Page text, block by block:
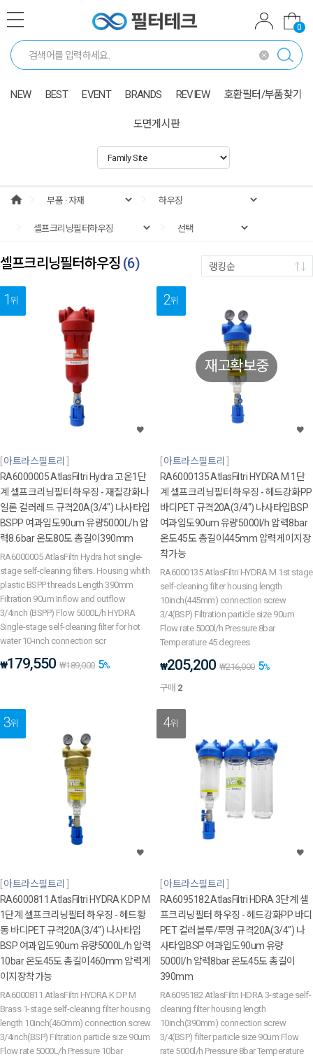
0
NEW BEST EVENT BRANDS REVIEW 호환필터/부품찾기
도면게시판
셀프크리닝필터하우징 (6) 랭킹순
1위
아트라스필트리
RA6000005 AtlasFiltri Hydra 고온1단
계 셀프크리닝필터 하우징 - 재질강화나
일론 컬러레드 규격20A(3/4") 나사타입
BSPP 여과입도90um 유량5000L/h 압
력8.6bar 온도80도 총길이390mm
RA6000005 AtlasFiltri Hydra hot single-
stage self-cleaning filters. Housing whith
plastic BSPP threads Length 390mm
Filtration 90um Inflow and outflow
3/4inch (BSPP) Flow 5000L/h HYDRA
Single-stage self-cleaning filter for hot
water 10-inch connection scr
₩179,550 ₩189,000 5%
재고확보중
2위
아트라스필트리
RA6000135 AtlasFiltri HYDRA M 1단
계 셀프크리닝필터 하우징 - 헤드강화PP
바디PET 규격20A(3/4") 나사타입BSP
여과입도90um 유량5000l/h 압력8bar
온도45도 총길이445mm 압력게이지장
착가능
RA6000135 AtlasFiltri HYDRA M 1st stage
self-cleaning filter housing length
10inch(445mm) connection screw
3/4(BSP) Filtration particle size 90um
Flow rate 5000l/h Pressure 8bar
Temperature 45 degrees
₩205,200 ₩216,000 5%
구매 2
3위
아트라스필트리
RA6000811 AtlasFiltri HYDRA K DP M
1단계 셀프크리닝필터 하우징 - 헤드황
동 바디PET 규격20A(3/4") 나사타입
BSP 여과입도90um 유량5000L/h 압력
10bar 온도45도 총길이460mm 압력게
이지장착가능
RA6000811 AtlasFiltri HYDRA K DP M
Brass 1-stage self-cleaning filter housing
length 10inch(460mm) connection screw
3/4inch(BSP) Filtration particle size 90um
Flow rate 5000L/h Pressure 10bar
4위
아트라스필트리
RA6095182 AtlasFiltri HDRA 3단계 셀
프크리닝필터 하우징 - 헤드강화PP 바디
PET 컬러블루/투명 규격20A(3/4") 나
사타입BSP 여과입도90um 유량
5000l/h 압력8bar 온도45도 총길이
390mm
RA6095182 AtlasFiltri HDRA 3-stage self-
cleaning filter housing length
10inch(390mm) connection screw
3/4(BSP) filter particle size 90um Flow
rate 5000l/h Pressure 8bar Temperature